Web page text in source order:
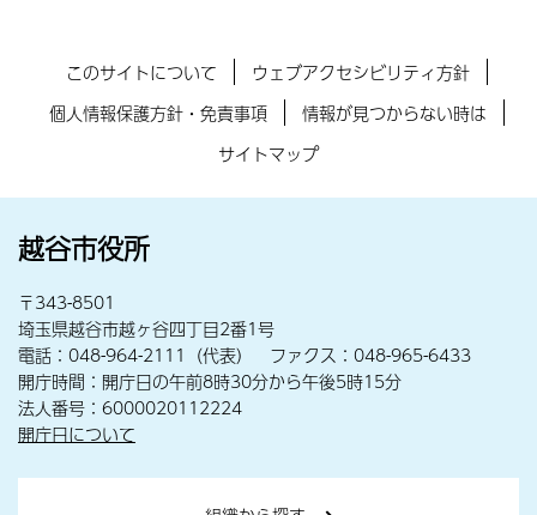
このサイトについて
ウェブアクセシビリティ方針
個人情報保護方針・免責事項
情報が見つからない時は
サイトマップ
越谷市役所
〒343-8501
埼玉県越谷市越ヶ谷四丁目2番1号
電話：048-964-2111（代表） ファクス：048-965-6433
開庁時間：開庁日の午前8時30分から午後5時15分
法人番号：6000020112224
開庁日について